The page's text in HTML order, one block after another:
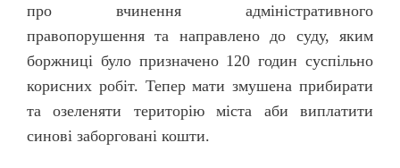
про вчинення адміністративного
правопорушення та направлено до суду, яким
боржниці було призначено 120 годин суспільно
корисних робіт. Тепер мати змушена прибирати
та озеленяти територію міста аби виплатити
синові заборговані кошти.